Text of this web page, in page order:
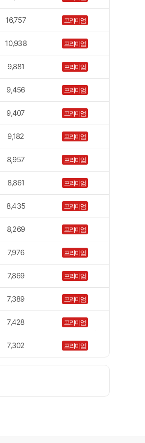
16,757 프리미엄
10,938 프리미엄
9,881 프리미엄
9,456 프리미엄
9,407 프리미엄
9,182 프리미엄
8,957 프리미엄
8,861 프리미엄
8,435 프리미엄
8,269 프리미엄
7,976 프리미엄
7,869 프리미엄
7,389 프리미엄
7,428 프리미엄
7,302 프리미엄